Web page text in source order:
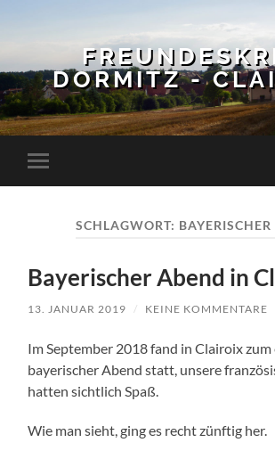
DORMITZ -
Mobile-
Menü
SCHLAGWORT:
Bayerischer Abend in
13. JANUAR 2019 / KEINE KOMMENTARE
Im September 2018 fand in Clairoix
bayerischer Abend statt, unsere
hatten sichtlich Spaß.
Wie man sieht, ging es recht zünftig her.